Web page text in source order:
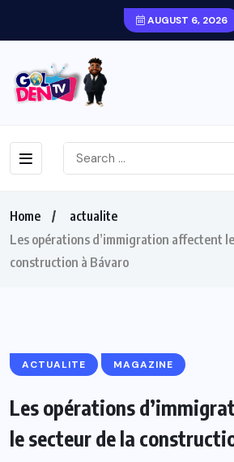
AUGUST 6, 2026
Home
actualite
Les opérations d’immigration affectent
construction à Bávaro
ACTUALITE MAGAZINE
Les opérations
le secteur de la